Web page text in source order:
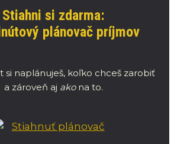
Stiahni si zdarma:
plánovač príjmov
si naplánuješ, koľko chceš zarobiť
a zároveň aj ako na to.